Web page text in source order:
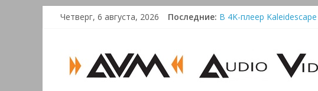
SkipЧетверг, 6 августа, 2026 Последние: В 4K-плеер
Victrola Automatic —
Активная система
AUDIO,